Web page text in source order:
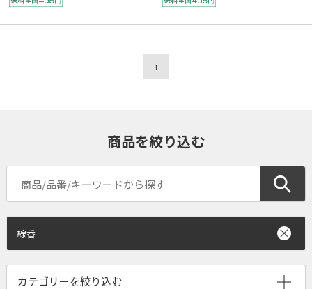
1
商品を絞り込む
線香